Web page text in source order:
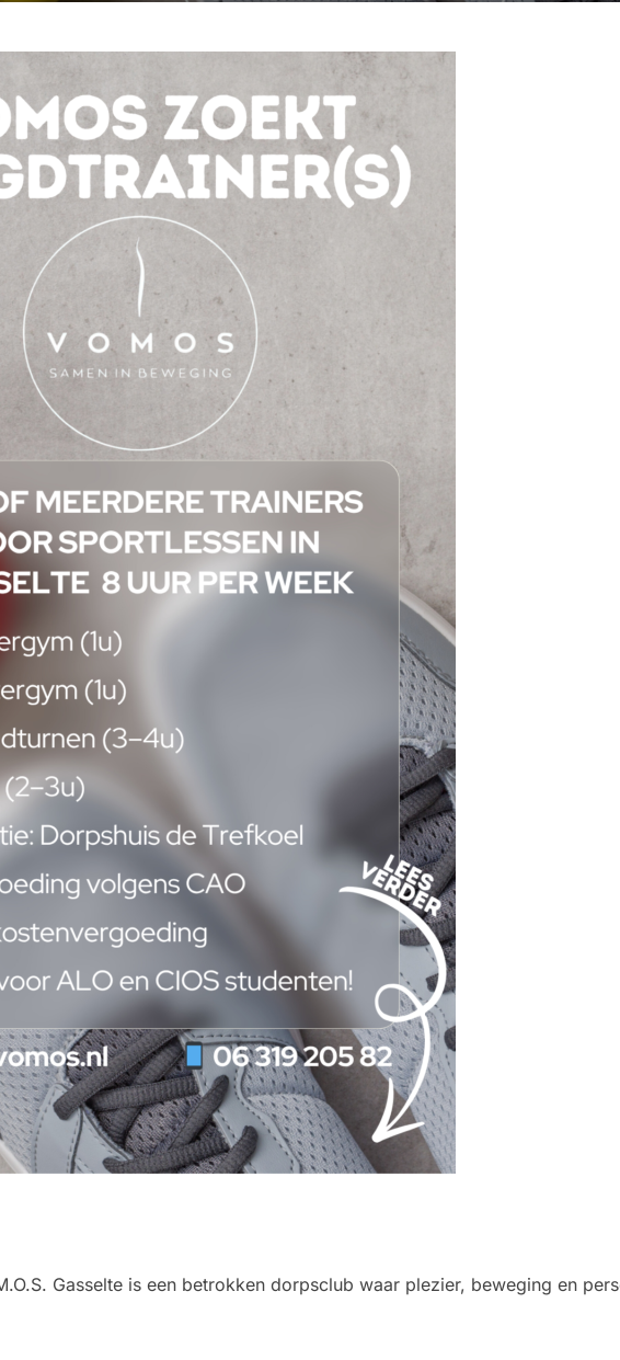
Gasselte is een betrokken dorpsclub waar plezier, beweging en